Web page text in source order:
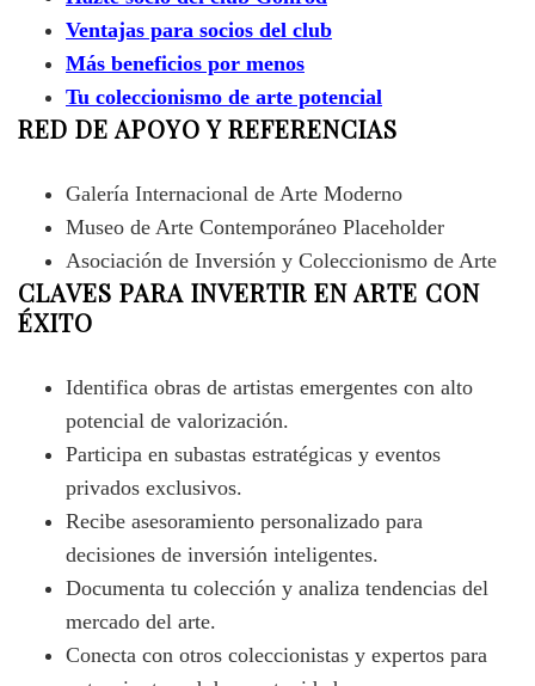
Ventajas para socios del club
Más beneficios por menos
Tu coleccionismo de arte potencial
RED DE APOYO Y REFERENCIAS
Galería Internacional de Arte Moderno
Museo de Arte Contemporáneo Placeholder
Asociación de Inversión y Coleccionismo de Arte
CLAVES PARA INVERTIR EN ARTE CON
ÉXITO
Identifica obras de artistas emergentes con alto
potencial de valorización.
Participa en subastas estratégicas y eventos
privados exclusivos.
Recibe asesoramiento personalizado para
decisiones de inversión inteligentes.
Documenta tu colección y analiza tendencias del
mercado del arte.
Conecta con otros coleccionistas y expertos para